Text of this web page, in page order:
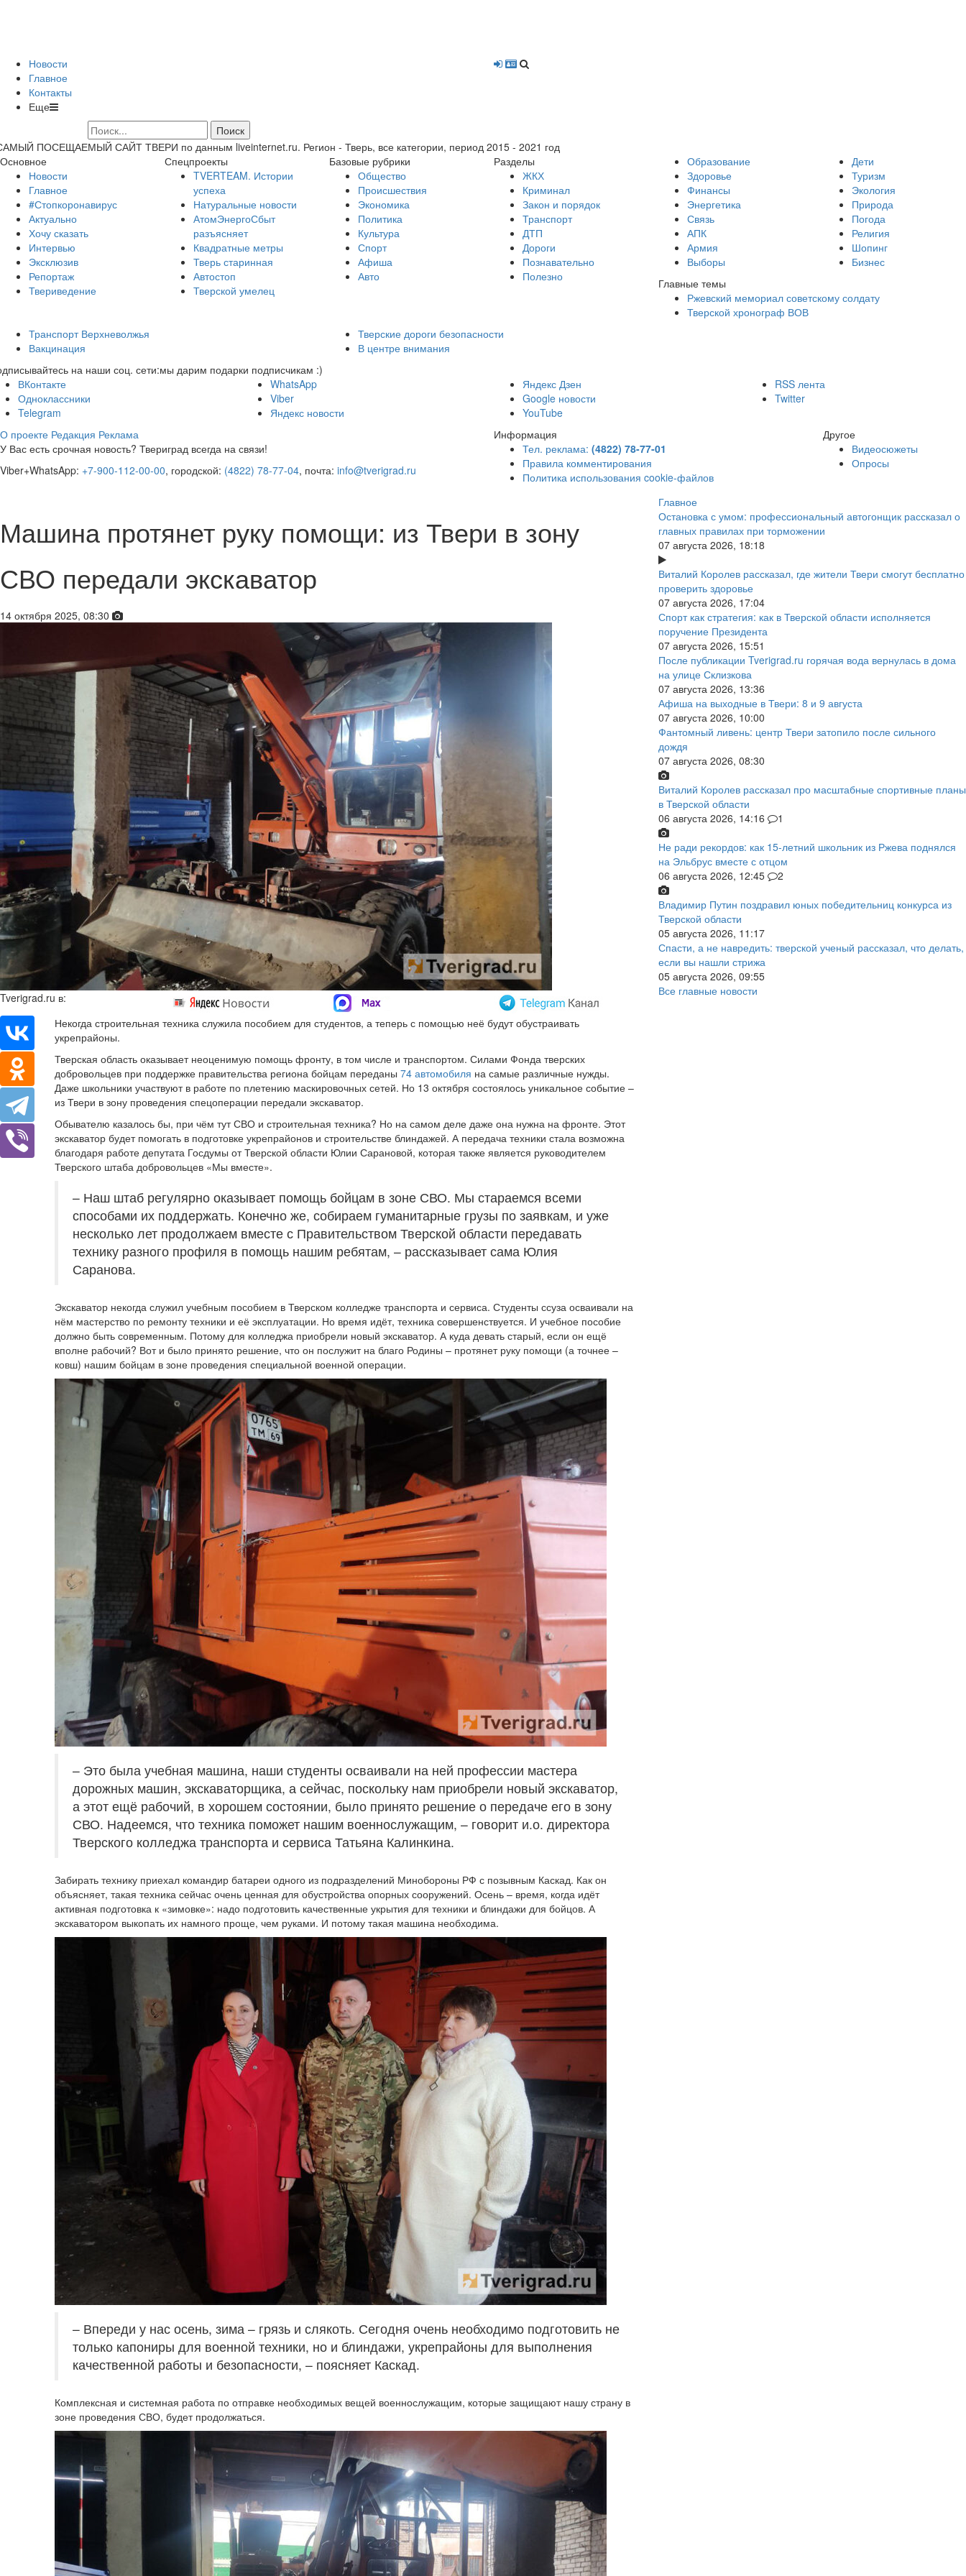
Новости
Главное
Контакты
Еще
ПОСЕЩАЕМЫЙ САЙТ ТВЕРИ по данным liveinternet.ru. Регион - Тверь, все категории, период 2015 - 2021 год
Основное
Новости
Главное
#Стопкоронавирус
Актуально
Хочу сказать
Интервью
Эксклюзив
Репортаж
Твериведение
Спецпроекты
TVERTEAM. Истории
успеха
Натуральные новости
АтомЭнергоСбыт
разъясняет
Квадратные метры
Тверь старинная
Автостоп
Тверской умелец
Базовые рубрики
Общество
Происшествия
Экономика
Политика
Культура
Спорт
Афиша
Авто
Разделы
ЖКХ
Криминал
Закон и порядок
Транспорт
ДТП
Дороги
Познавательно
Полезно
Образование
Здоровье
Финансы
Энергетика
Связь
АПК
Армия
Выборы
Дети
Туризм
Экология
Природа
Погода
Религия
Шопинг
Бизнес
Главные темы
Ржевский мемориал советскому солдату
Тверской хронограф ВОВ
Транспорт Верхневолжья
Вакцинация
Тверские дороги безопасности
В центре внимания
на наши соц. сети:мы дарим подарки подписчикам :)
ВКонтакте
Одноклассники
Telegram
WhatsApp
Viber
Яндекс новости
Яндекс Дзен
Google новости
YouTube
RSS лента
Twitter
О проекте Редакция Реклама
У Вас есть срочная новость? Твериград всегда на связи!
Viber+WhatsApp: +7-900-112-00-00, городской: (4822) 78-77-04, почта: info@tverigrad.ru
Информация
Тел. реклама: (4822) 78-77-01
Правила комментирования
Политика использования cookie-файлов
Другое
Видеосюжеты
Опросы
Машина протянет руку помощи: из Твери в зону
СВО передали экскаватор
14 октября 2025, 08:30
Tverigrad.ru в:
Некогда строительная техника служила пособием для студентов, а теперь с помощью неё будут обустраивать
укрепрайоны.
Тверская область оказывает неоценимую помощь фронту, в том числе и транспортом. Силами Фонда тверских
добровольцев при поддержке правительства региона бойцам переданы74 автомобиля на самые различные нужды.
Даже школьники участвуют в работе по плетению маскировочных сетей. Но 13 октября состоялось уникальное событие –
из Твери в зону проведения спецоперации передали экскаватор.
Обывателю казалось бы, при чём тут СВО и строительная техника? Но на самом деле даже она нужна на фронте. Этот
экскаватор будет помогать в подготовке укрепрайонов и строительстве блиндажей. А передача техники стала возможна
благодаря работе депутата Госдумы от Тверской области Юлии Сарановой, которая также является руководителем
Тверского штаба добровольцев «Мы вместе».
– Наш штаб регулярно оказывает помощь бойцам в зоне СВО. Мы стараемся всеми
способами их поддержать. Конечно же, собираем гуманитарные грузы по заявкам, и уже
несколько лет продолжаем вместе с Правительством Тверской области передавать
технику разного профиля в помощь нашим ребятам, – рассказывает сама Юлия
Саранова.
Экскаватор некогда служил учебным пособием в Тверском колледже транспорта и сервиса. Студенты ссуза осваивали на
нём мастерство по ремонту техники и её эксплуатации. Но время идёт, техника совершенствуется. И учебное пособие
должно быть современным. Потому для колледжа приобрели новый экскаватор. А куда девать старый, если он ещё
вполне рабочий? Вот и было принято решение, что он послужит на благо Родины – протянет руку помощи (а точнее –
ковш) нашим бойцам в зоне проведения специальной военной операции.
– Это была учебная машина, наши студенты осваивали на ней профессии мастера
дорожных машин, экскаваторщика, а сейчас, поскольку нам приобрели новый экскаватор,
а этот ещё рабочий, в хорошем состоянии, было принято решение о передаче его в зону
СВО. Надеемся, что техника поможет нашим военнослужащим, – говорит и.о. директора
Тверского колледжа транспорта и сервиса Татьяна Калинкина.
Забирать технику приехал командир батареи одного из подразделений Минобороны РФ с позывным Каскад. Как он
объясняет, такая техника сейчас очень ценная для обустройства опорных сооружений. Осень – время, когда идёт
активная подготовка к «зимовке»: надо подготовить качественные укрытия для техники и блиндажи для бойцов. А
экскаватором выкопать их намного проще, чем руками. И потому такая машина необходима.
– Впереди у нас осень, зима – грязь и слякоть. Сегодня очень необходимо подготовить не
только капониры для военной техники, но и блиндажи, укрепрайоны для выполнения
качественной работы и безопасности, – поясняет Каскад.
Комплексная и системная работа по отправке необходимых вещей военнослужащим, которые защищают нашу страну в
зоне проведения СВО, будет продолжаться.
Главное
Остановка с умом: профессиональный автогонщик рассказал о
главных правилах при торможении
07 августа 2026, 18:18
Виталий Королев рассказал, где жители Твери смогут бесплатно
проверить здоровье
07 августа 2026, 17:04
Спорт как стратегия: как в Тверской области исполняется
поручение Президента
07 августа 2026, 15:51
После публикации Tverigrad.ru горячая вода вернулась в дома
на улице Склизкова
07 августа 2026, 13:36
Афиша на выходные в Твери: 8 и 9 августа
07 августа 2026, 10:00
Фантомный ливень: центр Твери затопило после сильного
дождя
07 августа 2026, 08:30
Виталий Королев рассказал про масштабные спортивные планы
в Тверской области
06 августа 2026, 14:16
1
Не ради рекордов: как 15-летний школьник из Ржева поднялся
на Эльбрус вместе с отцом
06 августа 2026, 12:45
2
Владимир Путин поздравил юных победительниц конкурса из
Тверской области
05 августа 2026, 11:17
Спасти, а не навредить: тверской ученый рассказал, что делать,
если вы нашли стрижа
05 августа 2026, 09:55
Все главные новости